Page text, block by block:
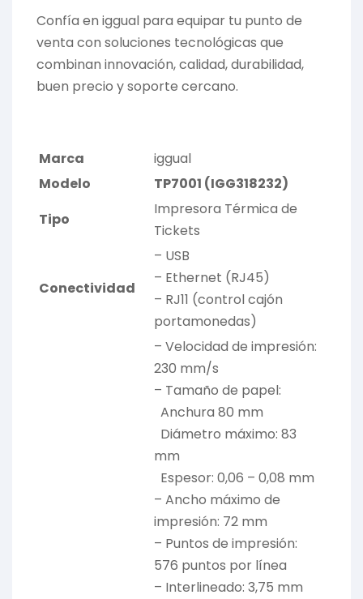
Confía en iggual para equipar tu punto de
venta con soluciones tecnológicas que
combinan innovación, calidad, durabilidad,
buen precio y soporte cercano.
Marca
iggual
Modelo
TP7001 (IGG318232)
Tipo
Impresora Térmica de
Tickets
Conectividad
– USB
– Ethernet (RJ45)
– RJ11 (control cajón
portamonedas)
– Velocidad de impresión:
230 mm/s
– Tamaño de papel:
Anchura 80 mm
Diámetro máximo: 83
mm
Espesor: 0,06 – 0,08 mm
– Ancho máximo de
impresión: 72 mm
– Puntos de impresión:
576 puntos por línea
– Interlineado: 3,75 mm